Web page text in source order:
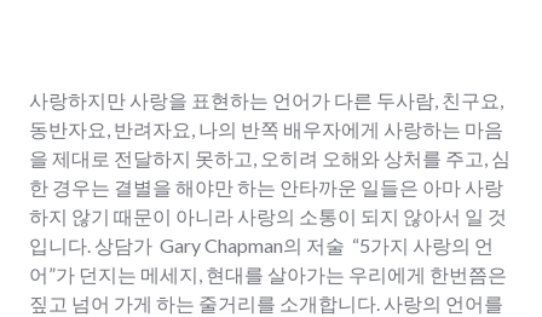
사랑하지만 사랑을 표현하는 언어가 다른 두사람, 친구요,
동반자요, 반려자요, 나의 반쪽 배우자에게 사랑하는 마음
을 제대로 전달하지 못하고, 오히려 오해와 상처를 주고, 심
한 경우는 결별을 해야만 하는 안타까운 일들은 아마 사랑
하지 않기 때문이 아니라 사랑의 소통이 되지 않아서 일 것
입니다. 상담가 Gary Chapman의 저술 “5가지 사랑의 언
어”가 던지는 메세지, 현대를 살아가는 우리에게 한번쯤은
짚고 넘어 가게 하는 줄거리를 소개합니다. 사랑의 언어를